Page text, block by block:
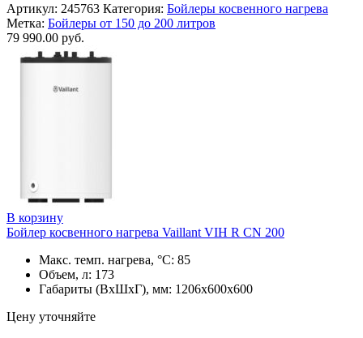
Артикул: 245763 Категория: Бойлеры косвенного нагрева
Метка: Бойлеры от 150 до 200 литров
79 990.00 руб.
В корзину
Бойлер косвенного нагрева Vaillant VIH R CN 200
Макс. темп. нагрева, °С: 85
Объем, л: 173
Габариты (ВхШхГ), мм: 1206х600х600
Цену уточняйте